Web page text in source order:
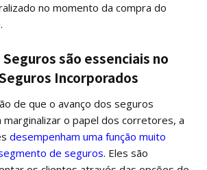
no momento da compra do
são essenciais no
Incorporados
de que o avanço dos seguros
o papel dos corretores, a
desempenham uma função muito
de seguros. Eles são